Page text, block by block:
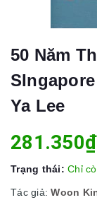
50 Năm
Ya Lee
281.350₫
Trạng thái: Chỉ
Tác giả:Woon